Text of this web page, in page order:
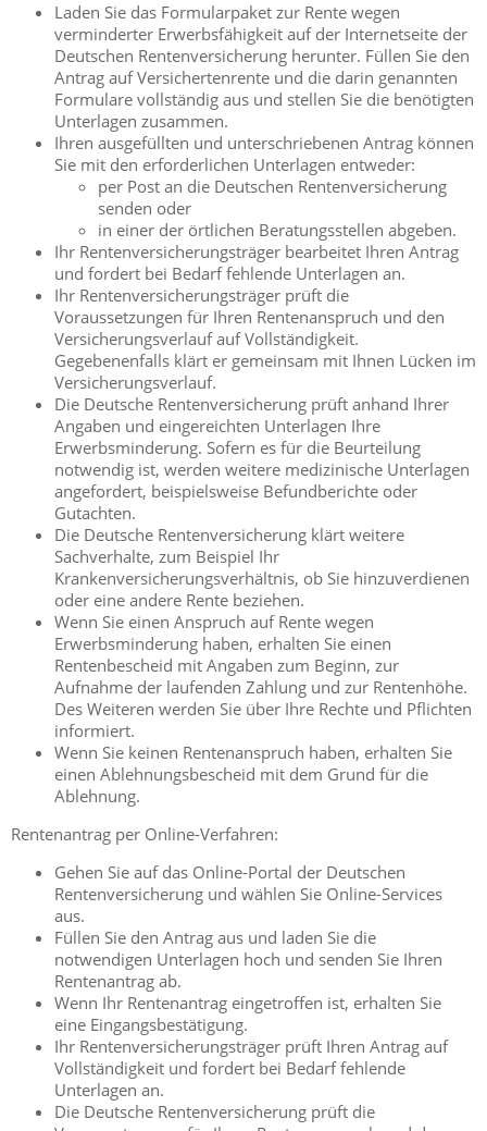
Laden Sie das Formularpaket zur Rente wegen
verminderter Erwerbsfähigkeit auf der Internetseite der
Deutschen Rentenversicherung herunter. Füllen Sie den
Antrag auf Versichertenrente und die darin genannten
Formulare vollständig aus und stellen Sie die benötigten
Unterlagen zusammen.
Ihren ausgefüllten und unterschriebenen Antrag können
Sie mit den erforderlichen Unterlagen entweder:
per Post an die Deutschen Rentenversicherung
senden oder
in einer der örtlichen Beratungsstellen abgeben.
Ihr Rentenversicherungsträger bearbeitet Ihren Antrag
und fordert bei Bedarf fehlende Unterlagen an.
Ihr Rentenversicherungsträger prüft die
Voraussetzungen für Ihren Rentenanspruch und den
Versicherungsverlauf auf Vollständigkeit.
Gegebenenfalls klärt er gemeinsam mit Ihnen Lücken im
Versicherungsverlauf.
Die Deutsche Rentenversicherung prüft anhand Ihrer
Angaben und eingereichten Unterlagen Ihre
Erwerbsminderung. Sofern es für die Beurteilung
notwendig ist, werden weitere medizinische Unterlagen
angefordert, beispielsweise Befundberichte oder
Gutachten.
Die Deutsche Rentenversicherung klärt weitere
Sachverhalte, zum Beispiel Ihr
Krankenversicherungsverhältnis, ob Sie hinzuverdienen
oder eine andere Rente beziehen.
Wenn Sie einen Anspruch auf Rente wegen
Erwerbsminderung haben, erhalten Sie einen
Rentenbescheid mit Angaben zum Beginn, zur
Aufnahme der laufenden Zahlung und zur Rentenhöhe.
Des Weiteren werden Sie über Ihre Rechte und Pflichten
informiert.
Wenn Sie keinen Rentenanspruch haben, erhalten Sie
einen Ablehnungsbescheid mit dem Grund für die
Ablehnung.
Rentenantrag per Online-Verfahren:
Gehen Sie auf das Online-Portal der Deutschen
Rentenversicherung und wählen Sie Online-Services
aus.
Füllen Sie den Antrag aus und laden Sie die
notwendigen Unterlagen hoch und senden Sie Ihren
Rentenantrag ab.
Wenn Ihr Rentenantrag eingetroffen ist, erhalten Sie
eine Eingangsbestätigung.
Ihr Rentenversicherungsträger prüft Ihren Antrag auf
Vollständigkeit und fordert bei Bedarf fehlende
Unterlagen an.
Die Deutsche Rentenversicherung prüft die